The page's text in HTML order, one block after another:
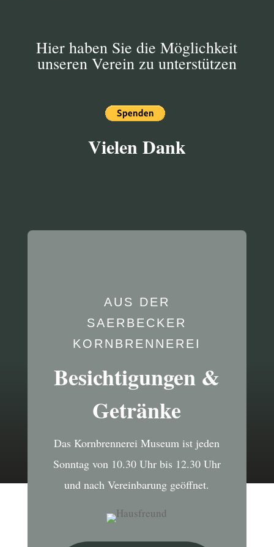
Hier haben Sie die Möglichkeit
unseren Verein zu unterstützen
Vielen Dank
AUS DER
SAERBECKER
KORNBRENNEREI
Besichtigungen &
Getränke
Das Kornbrennerei Museum ist jeden
Sonntag von 10.30 Uhr bis 12.30 Uhr
und nach Vereinbarung geöffnet.